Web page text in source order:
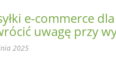
e-commerce
uwagę przy
2025